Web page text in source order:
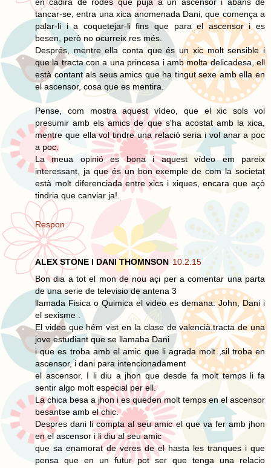
tancar-se, entra una xica anomenada Dani, que comença a
palar-li i a coquetejar-li fins que para el ascensor i es
besen, però no ocurreix res més.
Després, mentre ella conta que és un xic molt sensible i
que la tracta con a una princesa i amb molta delicadesa, ell
està contant als seus amics que ha tingut sexe amb ella en
el ascensor, cosa que es mentira.
Pense, com mostra aquest vídeo, que el xic sols vol
presumir amb els amics de que s'ha acostat amb la xica,
mentre que ella vol tindre una relació seria i vol anar a poc
a poc.
La meua opinió es bona i aquest vídeo em pareix
interessant, ja que és un bon exemple de com la societat
està molt diferenciada entre xics i xiques, encara que açò
tindria que canviar ja!.
Respon
ALEX STONE I DANI THOMNSON 10.2.15
Bon dia a tot el mon de nou açi per a comentar una parta
de una serie de televisio de antena 3
llamada Fisica o Quimica el video es demana: John, Dani i
el sexisme .
El video que hém vist en la clase de valencià,tracta de una
jove estudiant que se llamaba Dani
i que es troba amb el amic que li agrada molt ,sil troba en
ascensor, i dani para intencionadament
el ascensor. I li diu a jhon que desde fa molt temps li fa
sentir algo molt especial per ell.
La chica besa a jhon i es queden molt temps en el ascensor
besantse amb el chic.
Despres dani li compta al seu amic el que va fer amb jhon
en el ascensor i li diu al seu amic
que sa enamorat de veres de el hasta les tranques i que
pensa que en un futur pot ser que tenga una relacio